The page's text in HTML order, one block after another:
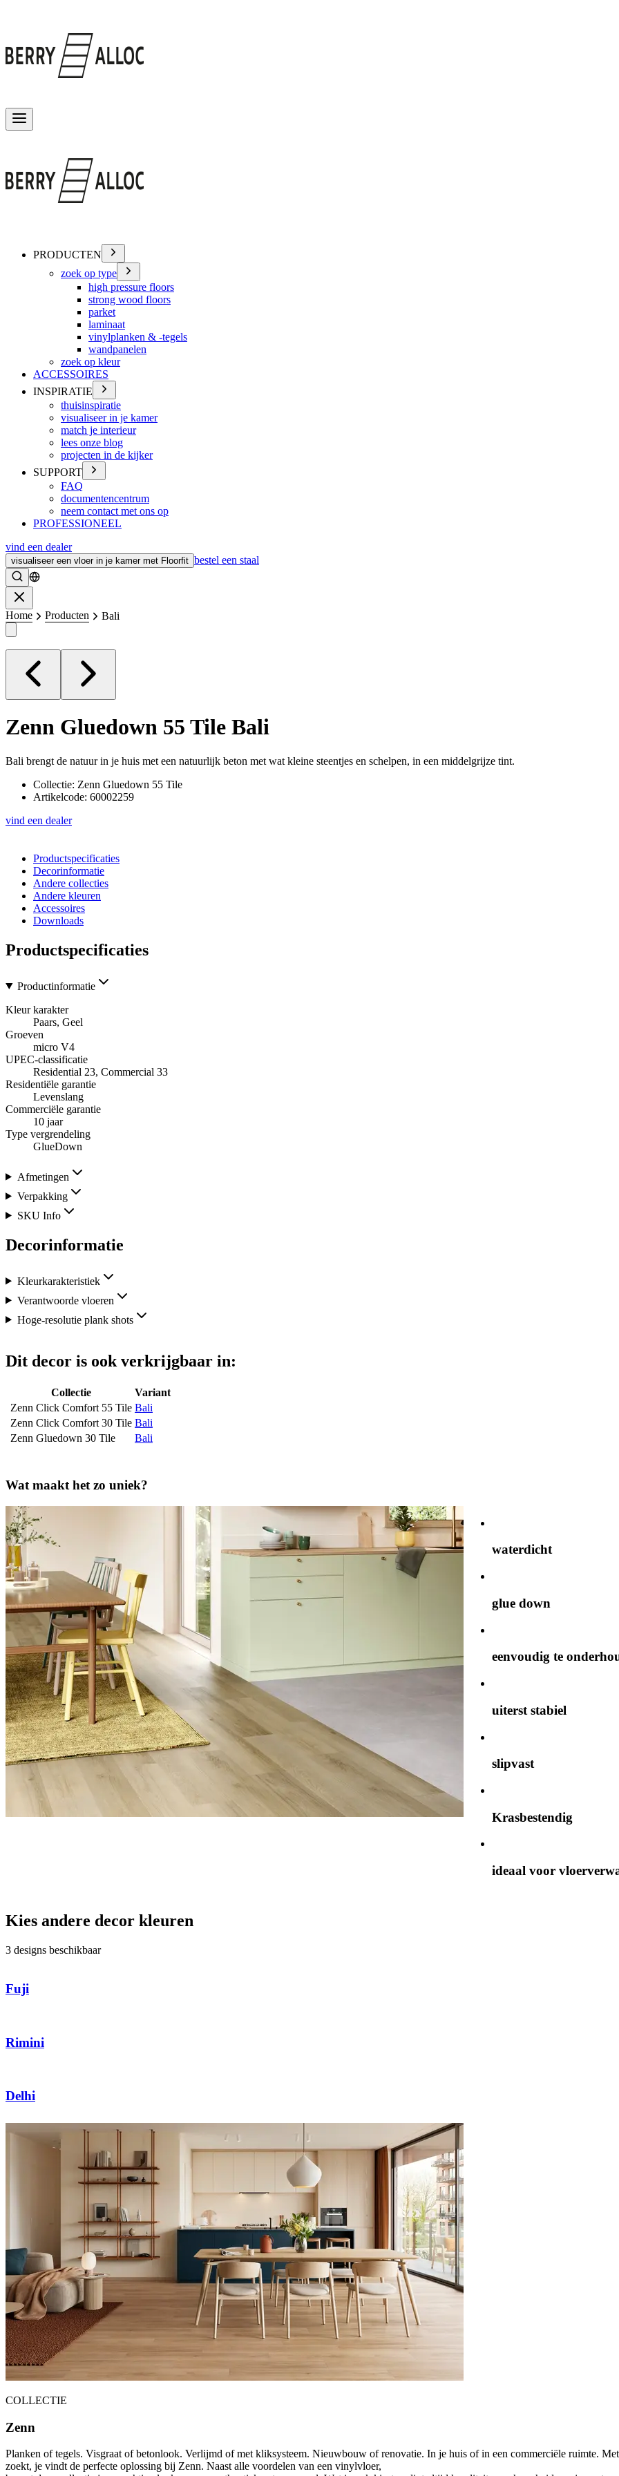
PRODUCTEN
zoek op type
high pressure floors
strong wood floors
parket
laminaat
vinylplanken & -tegels
wandpanelen
zoek op kleur
ACCESSOIRES
INSPIRATIE
thuisinspiratie
visualiseer in je kamer
match je interieur
lees onze blog
projecten in de kijker
SUPPORT
FAQ
documentencentrum
neem contact met ons op
PROFESSIONEEL
vind een dealer
visualiseer een vloer in je kamer met Floorfit bestel een staal
Zoeken
Home Producten Bali
Zenn Gluedown 55 Tile Bali
Bali brengt de natuur in je huis met een natuurlijk beton met wat kleine steentjes en schelpen, in een middelgrijze tint.
Collectie: Zenn Gluedown 55 Tile
Artikelcode: 60002259
vind een dealer
Productspecificaties
Decorinformatie
Andere collecties
Andere kleuren
Accessoires
Downloads
Productspecificaties
Productinformatie
Kleur karakter
Paars, Geel
Groeven
micro V4
UPEC-classificatie
Residential 23, Commercial 33
Residentiële garantie
Levenslang
Commerciële garantie
10 jaar
Type vergrendeling
GlueDown
Afmetingen
Verpakking
SKU Info
Decorinformatie
Kleurkarakteristiek
Verantwoorde vloeren
Hoge-resolutie plank shots
Dit decor is ook verkrijgbaar in:
Collectie
Variant
Zenn Click Comfort 55 Tile Bali
Zenn Click Comfort 30 Tile Bali
Zenn Gluedown 30 Tile
Bali
Wat maakt het zo uniek?
waterdicht
glue down
eenvoudig te
uiterst stabiel
slipvast
Krasbestendig
ideaal voor
Kies andere decor kleuren
3 designs beschikbaar
Fuji
Rimini
Delhi
COLLECTIE
Zenn
Planken of tegels. Visgraat of betonlook. Verlijmd of met kliksysteem. Nieuwbouw of renovatie. In je huis of in een commerciële ruimte.
zoekt, je vindt de perfecte oplossing bij Zenn. Naast alle voordelen van een vinylvloer,